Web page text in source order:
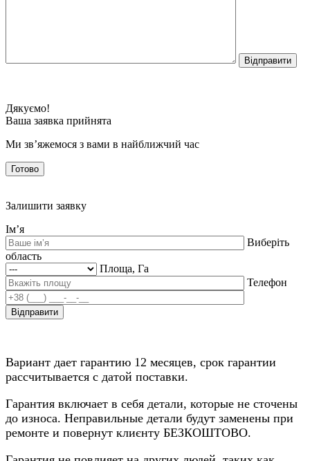
Дякуємо!
Ваша заявка прийнята
Ми зв’яжемося з вами в найближчий час
Готово
Залишити заявку
Ім’я
Виберіть
область
Площа, Га
Телефон
Вариант дает гарантию 12 месяцев, срок гарантии
рассчитывается с датой поставки.
Гарантия включает в себя детали, которые не сточены
до износа. Неправильные детали будут заменены при
ремонте и повернут клиєнту БЕЗКОШТОВО.